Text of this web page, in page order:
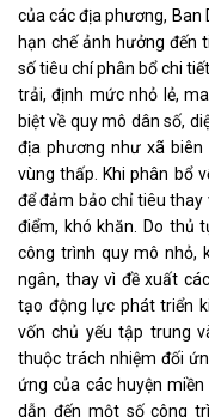
của các địa phương, Ban
hạn chế ảnh hưởng đến
số tiêu chí phân bổ chi
trải, định mức nhỏ lẻ,
biệt về quy mô dân số,
địa phương như xã
vùng thấp. Khi phân bổ
để đảm bảo chỉ tiêu
điểm, khó khăn. Do thủ
công trình quy mô nhỏ,
ngân, thay vì đề xuất
tạo động lực phát triển
vốn chủ yếu tập trung
thuộc trách nhiệm đối
ứng của các huyện
dẫn đến một số công